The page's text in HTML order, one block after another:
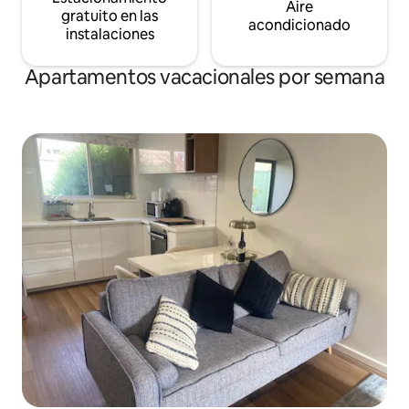
gratuito en las
instalaciones
Aire
acondicionado
Apartamentos vacacionales por semana